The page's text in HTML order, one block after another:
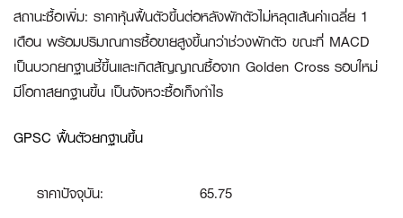
สถานะซื้อเพิ่ม: ราคาหุ้นฟื้นตัวขึ้นต่อหลังพักตัวไม่หลุดเส้นค่าเฉลี่ย 1
เดือน พร้อมปริมาณการซื้อขายสูงขึ้นกว่าช่วงพักตัว ขณะที่ MACD
เป็นบวกยกฐานชี้ขึ้นและเกิดสัญญาณซื้อจาก Golden Cross รอบใหม่
มีโอกาสยกฐานขึ้น เป็นจังหวะซื้อเก็งกำไร
GPSC ฟื้นตัวยกฐานขึ้น
ราคาปัจจุบัน:
65.75